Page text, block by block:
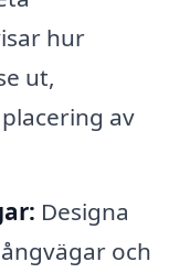
hur
ut,
av
Designa
och